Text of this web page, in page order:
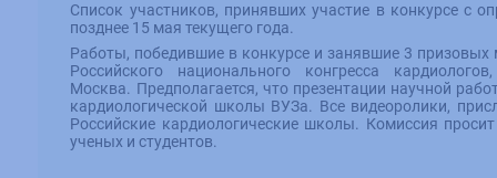
Список участников, принявших участие в конкурсе с
позднее 15 мая текущего года.
Работы, победившие в конкурсе и занявшие 3
Российского национального конгресса
Москва. Предполагается, что презентации научной
кардиологической школы ВУЗа. Все видеоролики,
Российские кардиологические школы. Комиссия
ученых и студентов.